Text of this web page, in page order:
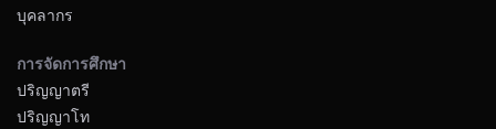
บุคลากร
การจัดการศึกษา
ปริญญาตรี
ปริญญาโท